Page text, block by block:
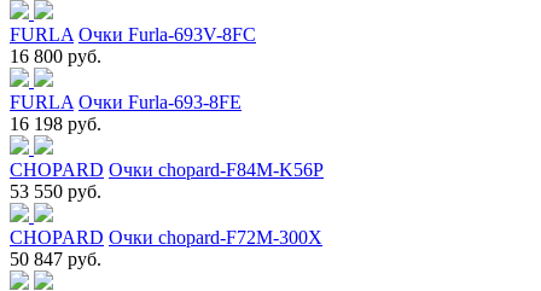
FURLA Очки Furla-693V-8FC
16 800 руб.
FURLA Очки Furla-693-8FE
16 198 руб.
CHOPARD Очки chopard-F84M-K56P
53 550 руб.
CHOPARD Очки chopard-F72M-300X
50 847 руб.